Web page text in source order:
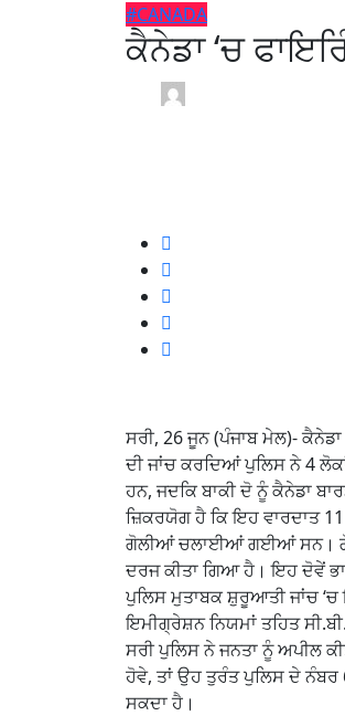
#CANADA
ਕੈਨੇਡਾ ‘ਚ
ਸਰੀ, 26 ਜੂਨ (ਪੰਜਾਬ ਮੇਲ)-
ਦੀ ਜਾਂਚ ਕਰਦਿਆਂ ਪੁਲਿਸ ਨੇ 4
ਹਨ, ਜਦਕਿ ਬਾਕੀ ਦੋ ਨੂੰ ਕੈਨੇਡਾ
ਜ਼ਿਕਰਯੋਗ ਹੈ ਕਿ ਇਹ ਵਾਰਦਾਤ
ਗੋਲੀਆਂ ਚਲਾਈਆਂ ਗਈਆਂ ਸਨ।
ਦਰਜ ਕੀਤਾ ਗਿਆ ਹੈ। ਇਹ ਦੋਵੇਂ
ਪੁਲਿਸ ਮੁਤਾਬਕ ਸ਼ੁਰੂਆਤੀ ਜਾਂਚ
ਇਮੀਗ੍ਰੇਸ਼ਨ ਨਿਯਮਾਂ ਤਹਿਤ
ਸਰੀ ਪੁਲਿਸ ਨੇ ਜਨਤਾ ਨੂੰ ਅਪੀਲ
ਹੋਵੇ, ਤਾਂ ਉਹ ਤੁਰੰਤ ਪੁਲਿਸ ਦੇ ਨੰਬਰ
ਸਕਦਾ ਹੈ।